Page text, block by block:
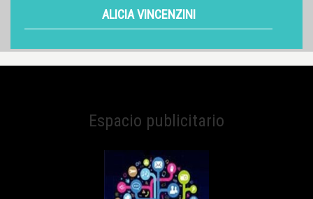
ALICIA VINCENZINI
Espacio publicitario